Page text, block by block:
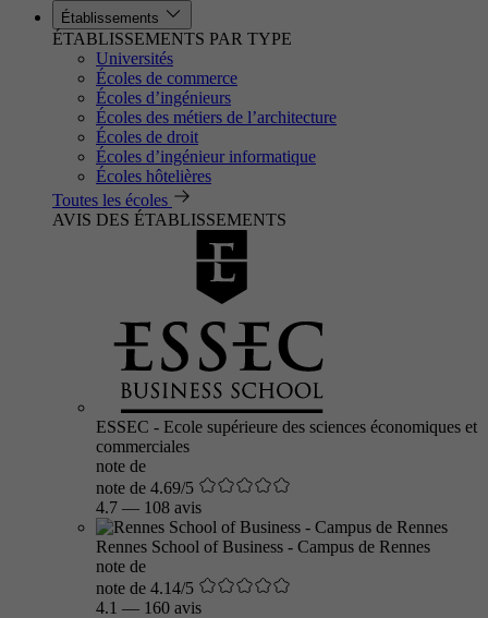
Établissements
ÉTABLISSEMENTS PAR TYPE
Universités
Écoles de commerce
Écoles d’ingénieurs
Écoles des métiers de l’architecture
Écoles de droit
Écoles d’ingénieur informatique
Écoles hôtelières
Toutes les écoles
AVIS DES ÉTABLISSEMENTS
ESSEC - Ecole supérieure des sciences économiques et
commerciales
note de
note de 4.69/5
4.7 — 108 avis
Rennes School of Business - Campus de Rennes
note de
note de 4.14/5
4.1 — 160 avis